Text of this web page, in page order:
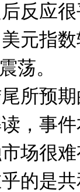
反应
元指
荡。
所预
，事
场很
的是